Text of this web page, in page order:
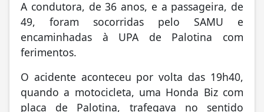
A condutora, de 36 anos, e a passageira, de
49, foram socorridas pelo SAMU e
encaminhadas à UPA de Palotina com
ferimentos.
O acidente aconteceu por volta das 19h40,
quando a motocicleta, uma Honda Biz com
placa de Palotina, trafegava no sentido